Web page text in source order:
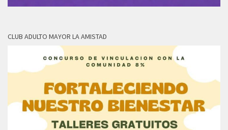
CLUB ADULTO MAYOR LA AMISTAD